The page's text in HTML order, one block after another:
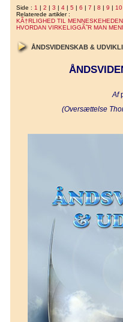
Side : 1 | 2 | 3 | 4 | 5 | 6 | 7 | 8 | 9 | 10
Relaterede artikler :
KÃ†RLIGHED TIL MENNESKEHEDEN
HVORDAN VIRKELIGGÃ˜R MAN
ÅNDSVIDENSKAB &
Af
(Oversættelse